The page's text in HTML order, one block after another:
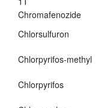
Chromafenozide
Chlorsulfuron
Chlorpyrifos-methyl
Chlorpyrifos